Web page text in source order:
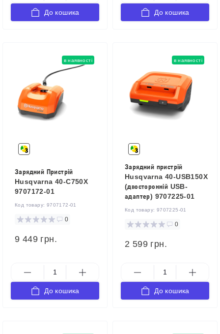
До кошика До кошика
в наявності
Зарядний Пристрій
Husqvarna 40-C750X
9707172-01
Код товару: 9707172-01
0
9 449 грн.
До кошика
в наявності
Зарядний пристрій
Husqvarna 40-USB150X
(двосторонній USB-
адаптер) 9707225-01
Код товару: 9707225-01
0
2 599 грн.
До кошика